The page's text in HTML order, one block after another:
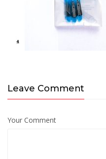
Leave Comment
Your Comment